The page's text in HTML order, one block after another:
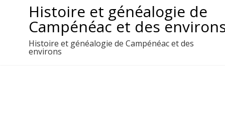
contenu
Histoire et généalogie de
Campénéac et des
Histoire et généalogie de Campénéac et des
environs